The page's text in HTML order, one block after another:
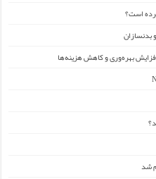
است؟
بدنسازان
بهره‌وری و کاهش هزینه‌ها